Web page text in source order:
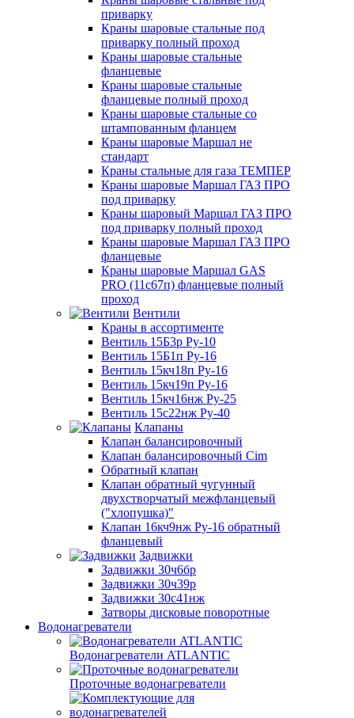
приварку
Краны шаровые стальные под
приварку полный проход
Краны шаровые стальные
фланцевые
Краны шаровые стальные
фланцевые полный проход
Краны шаровые стальные со
штампованным фланцем
Краны шаровые Маршал не
стандарт
Краны стальные для газа ТЕМПЕР
Краны шаровые Маршал ГАЗ ПРО
под приварку
Краны шаровый Маршал ГАЗ ПРО
под приварку полный проход
Краны шаровые Маршал ГАЗ ПРО
фланцевые
Краны шаровые Маршал GAS
PRO (11с67п) фланцевые полный
проход
Вентили
Краны в ассортименте
Вентиль 15Б3р Ру-10
Вентиль 15Б1п Ру-16
Вентиль 15кч18п Ру-16
Вентиль 15кч19п Ру-16
Вентиль 15кч16нж Ру-25
Вентиль 15с22нж Ру-40
Клапаны
Клапан балансировочный
Клапан балансировочный Cim
Обратный клапан
Клапан обратный чугунный
двухстворчатый межфланцевый
("хлопушка)"
Клапан 16кч9нж Ру-16 обратный
фланцевый
Задвижки
Задвижки 30ч6бр
Задвижки 30ч39р
Задвижки 30с41нж
Затворы дисковые поворотные
Водонагреватели
Водонагреватели ATLANTIC
Проточные водонагреватели